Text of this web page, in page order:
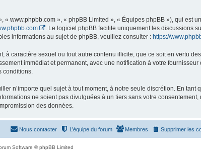
www.phpbb.com », « phpBB Limited », « Équipes phpBB »), qui est
. Le logiciel phpBB facilite uniquement les discussions
informations au sujet de phpBB, veuillez consulter : https://
caractère sexuel ou tout autre contenu illicite, que ce soit en vertu
immédiat et permanent, avec une notification à votre fournisseur
conditions.
n’importe quel sujet à tout moment, à notre seule discrétion. En tant
ne soient pas divulguées à un tiers sans votre consentement,
des données.
Supprimer les
Membres
L’équipe du forum
Nous contacter
Software © phpBB Limited